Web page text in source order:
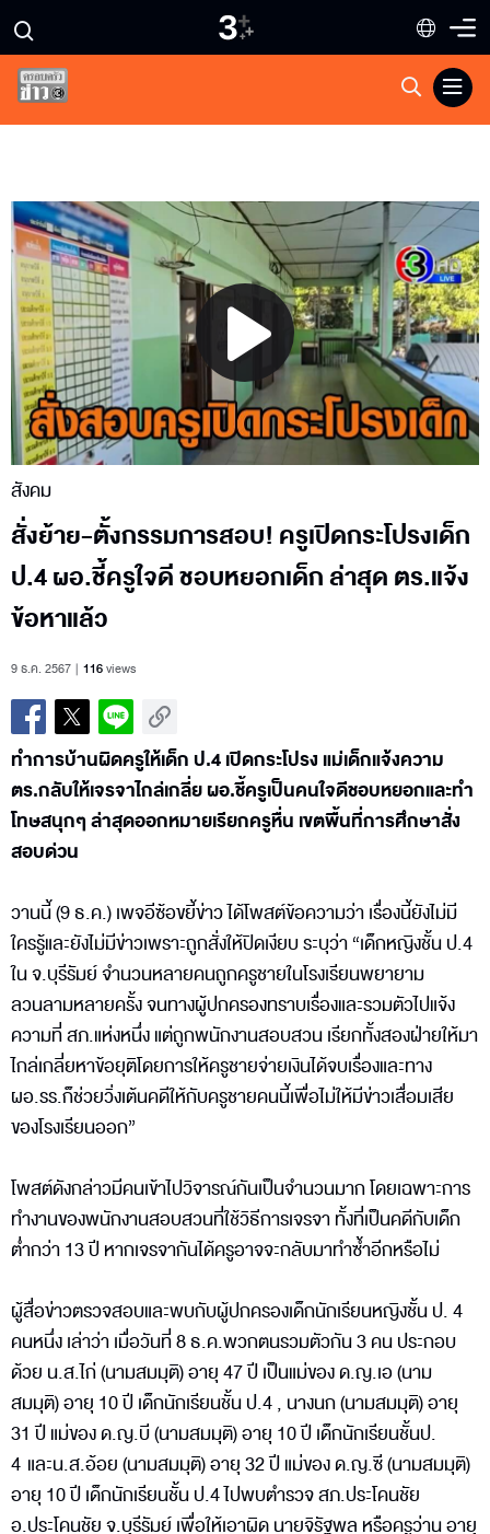
Play
Video
สังคม
สั่งย้าย-ตั้งกรรมการสอบ! ครูเปิดกระโปรงเด็ก
ป.4 ผอ.ชี้ครูใจดี ชอบหยอกเด็ก ล่าสุด ตร.แจ้ง
ข้อหาแล้ว
9 ธ.ค. 2567 116views
ทำการบ้านผิดครูให้เด็ก ป.4 เปิดกระโปรง แม่เด็กแจ้งความ
ตร.กลับให้เจรจาไกล่เกลี่ย ผอ.ชี้ครูเป็นคนใจดีชอบหยอกและทำ
โทษสนุกๆ ล่าสุดออกหมายเรียกครูหื่น เขตพื้นที่การศึกษาสั่ง
สอบด่วน
วานนี้ (9 ธ.ค.) เพจอีซ้อขยี้ข่าว ได้โพสต์ข้อความว่า เรื่องนี้ยังไม่มี
ใครรู้และยังไม่มีข่าวเพราะถูกสั่งให้ปิดเงียบ ระบุว่า “เด็กหญิงชั้น ป.4
ใน จ.บุรีรัมย์ จำนวนหลายคนถูกครูชายในโรงเรียนพยายาม
ลวนลามหลายครั้ง จนทางผู้ปกครองทราบเรื่องและรวมตัวไปแจ้ง
ความที่ สภ.แห่งหนึ่ง แต่ถูกพนักงานสอบสวน เรียกทั้งสองฝ่ายให้มา
ไกล่เกลี่ยหาข้อยุติโดยการให้ครูชายจ่ายเงินได้จบเรื่องและทาง
ผอ.รร.ก็ช่วยวิ่งเต้นคดีให้กับครูชายคนนี้เพื่อไม่ให้มีข่าวเสื่อมเสีย
ของโรงเรียนออก”
โพสต์ดังกล่าวมีคนเข้าไปวิจารณ์กันเป็นจำนวนมาก โดยเฉพาะการ
ทำงานของพนักงานสอบสวนที่ใช้วิธีการเจรจา ทั้งที่เป็นคดีกับเด็ก
ต่ำกว่า 13 ปี หากเจรจากันได้ครูอาจจะกลับมาทำซ้ำอีกหรือไม่
ผู้สื่อข่าวตรวจสอบและพบกับผู้ปกครองเด็กนักเรียนหญิงชั้น ป. 4
คนหนึ่ง เล่าว่า เมื่อวันที่ 8 ธ.ค.พวกตนรวมตัวกัน 3 คน ประกอบ
ด้วย น.ส.ไก่ (นามสมมุติ) อายุ 47 ปี เป็นแม่ของ ด.ญ.เอ (นาม
สมมุติ) อายุ 10 ปี เด็กนักเรียนชั้น ป.4 , นางนก (นามสมมุติ) อายุ
31 ปี แม่ของ ด.ญ.บี (นามสมมุติ) อายุ 10 ปี เด็กนักเรียนชั้นป.
4 และน.ส.อ้อย (นามสมมุติ) อายุ 32 ปี แม่ของ ด.ญ.ซี (นามสมมุติ)
อายุ 10 ปี เด็กนักเรียนชั้น ป.4 ไปพบตำรวจ สภ.ประโคนชัย
อ.ประโคนชัย จ.บุรีรัมย์ เพื่อให้เอาผิด นายจิรัฐพล หรือครูว่าน อายุ